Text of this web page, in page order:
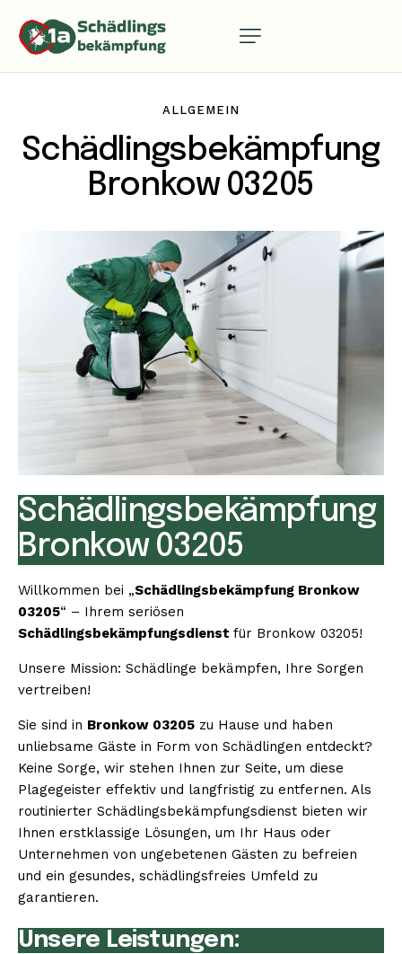
ALLGEMEIN
Schädlingsbekämpfung
Bronkow 03205
Schädlingsbekämpfung
Bronkow 03205
Willkommen bei „Schädlingsbekämpfung Bronkow
03205“ – Ihrem seriösen
Schädlingsbekämpfungsdienst für Bronkow 03205!
Unsere Mission: Schädlinge bekämpfen, Ihre Sorgen
vertreiben!
Sie sind in Bronkow 03205 zu Hause und haben
unliebsame Gäste in Form von Schädlingen entdeckt?
Keine Sorge, wir stehen Ihnen zur Seite, um diese
Plagegeister effektiv und langfristig zu entfernen. Als
routinierter Schädlingsbekämpfungsdienst bieten wir
Ihnen erstklassige Lösungen, um Ihr Haus oder
Unternehmen von ungebetenen Gästen zu befreien
und ein gesundes, schädlingsfreies Umfeld zu
garantieren.
Unsere Leistungen: